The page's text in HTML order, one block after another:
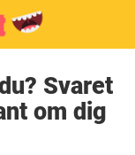
Svaret
om dig